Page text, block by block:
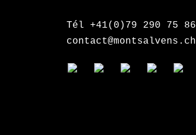
Tél +41(0)79 290 75 86
contact@montsalvens.ch